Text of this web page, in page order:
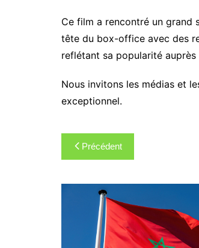
Ce film a rencontré un grand
tête du box-office avec des
reflétant sa popularité auprès
Nous invitons les médias et
exceptionnel.
Navigation
de
l’article
Précédent